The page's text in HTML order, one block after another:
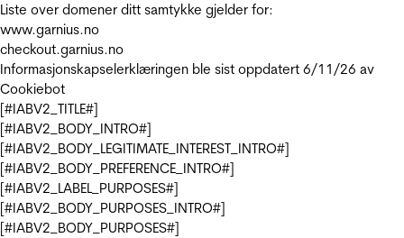
Liste over domener ditt samtykke gjelder for:
www.garnius.no
checkout.garnius.no
Informasjonskapselerklæringen ble sist oppdatert 6/11/26 av
Cookiebot
[#IABV2_TITLE#]
[#IABV2_BODY_INTRO#]
[#IABV2_BODY_LEGITIMATE_INTEREST_INTRO#]
[#IABV2_BODY_PREFERENCE_INTRO#]
[#IABV2_LABEL_PURPOSES#]
[#IABV2_BODY_PURPOSES_INTRO#]
[#IABV2_BODY_PURPOSES#]